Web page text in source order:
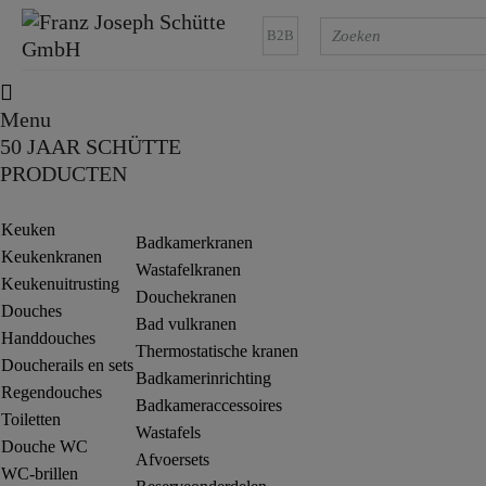
B2B
Menu
50 JAAR SCHÜTTE
PRODUCTEN
Keuken
Keukenkranen
Keukenuitrusting
Douches
Handdouches
Doucherails en sets
Regendouches
Toiletten
Douche WC
WC-brillen
Badkamerkranen
Wastafelkranen
Douchekranen
Bad vulkranen
Thermostatische kranen
Badkamerinrichting
Badkameraccessoires
Wastafels
Afvoersets